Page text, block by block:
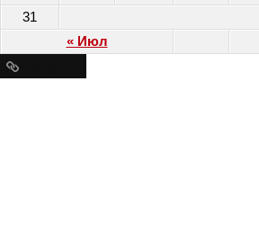
« Июл
31